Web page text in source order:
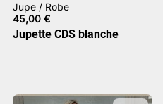
Jupe / Robe
45,00 €
Jupette CDS blanche